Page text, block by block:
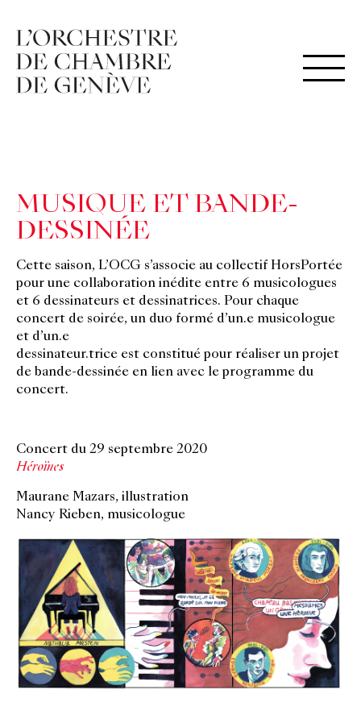
MUSIQUE ET BANDE-
DESSINÉE
Cette saison, L’OCG s’associe au collectif HorsPortée
pour une collaboration inédite entre 6 musicologues
et 6 dessinateurs et dessinatrices. Pour chaque
concert de soirée, un duo formé d’un.e musicologue
et d’un.e
dessinateur.trice est constitué pour réaliser un projet
de bande-dessinée en lien avec le programme du
concert.
Concert du 29 septembre 2020
Héroïnes
Maurane Mazars, illustration
Nancy Rieben, musicologue